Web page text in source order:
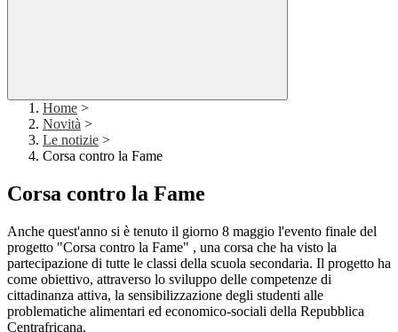
Home >
Novità >
Le notizie >
Corsa contro la Fame
Corsa contro la Fame
Anche quest'anno si è tenuto il giorno 8 maggio l'evento finale del
progetto "Corsa contro la Fame" , una corsa che ha visto la
partecipazione di tutte le classi della scuola secondaria. Il progetto ha
come obiettivo, attraverso lo sviluppo delle competenze di
cittadinanza attiva, la sensibilizzazione degli studenti alle
problematiche alimentari ed economico-sociali della Repubblica
Centrafricana.